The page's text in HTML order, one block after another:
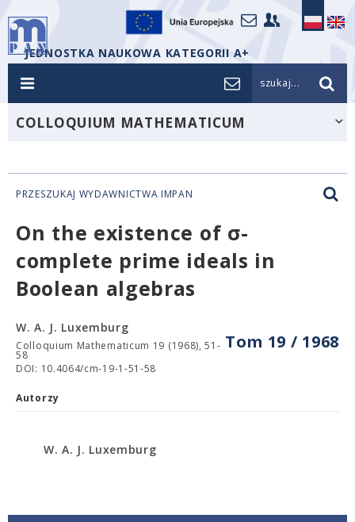
JEDNOSTKA NAUKOWA KATEGORII A+
szukaj...
COLLOQUIUM MATHEMATICUM
PRZESZUKAJ WYDAWNICTWA IMPAN
On the existence of σ-
complete prime ideals in
Boolean algebras
Tom 19 / 1968
W. A. J. Luxemburg
Colloquium Mathematicum 19 (1968), 51-
58
DOI: 10.4064/cm-19-1-51-58
Autorzy
W. A. J. Luxemburg